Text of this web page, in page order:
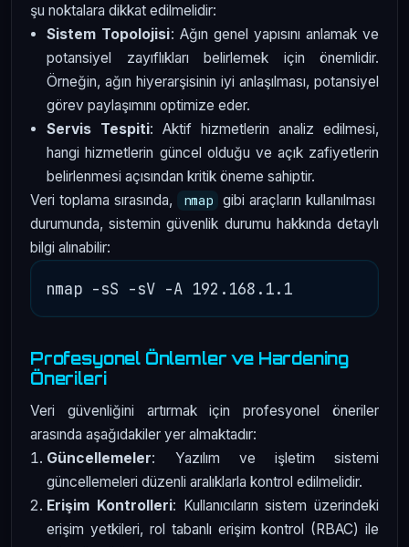
şu noktalara dikkat edilmelidir:
Sistem Topolojisi: Ağın genel yapısını anlamak ve
potansiyel zayıflıkları belirlemek için önemlidir.
Örneğin, ağın hiyerarşisinin iyi anlaşılması, potansiyel
görev paylaşımını optimize eder.
Servis Tespiti: Aktif hizmetlerin analiz edilmesi,
hangi hizmetlerin güncel olduğu ve açık zafiyetlerin
belirlenmesi açısından kritik öneme sahiptir.
Veri toplama sırasında,
nmap
gibi araçların kullanılması
durumunda, sistemin güvenlik durumu hakkında detaylı
bilgi alınabilir:
Profesyonel Önlemler ve Hardening
Önerileri
Veri güvenliğini artırmak için profesyonel öneriler
arasında aşağıdakiler yer almaktadır:
Güncellemeler: Yazılım ve işletim sistemi
güncellemeleri düzenli aralıklarla kontrol edilmelidir.
Erişim Kontrolleri: Kullanıcıların sistem üzerindeki
erişim yetkileri, rol tabanlı erişim kontrol (RBAC) ile